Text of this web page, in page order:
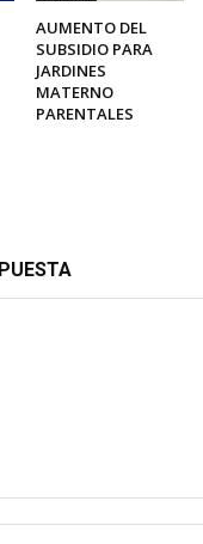
AUMENTO DEL
SUBSIDIO PARA
JARDINES
MATERNO
PARENTALES